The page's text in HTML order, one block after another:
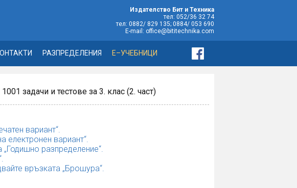
Издателство Бит и Техника
тел: 052/36 32 74
тел: 0882/ 829 135; 0884/ 053 690
E-mail: office@bititechnika.com
РАЗПРЕДЕЛЕНИЯ Е–УЧЕБНИЦИ
задачи и тестове за 3. клас (2. част)
вариант“.
електронен вариант“.
разпределение“.
връзката „Брошура“.